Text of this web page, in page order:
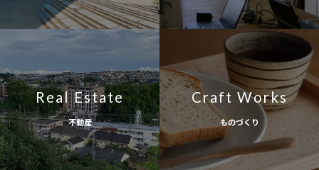
Real Estate
不動産
Craft Works
ものづくり